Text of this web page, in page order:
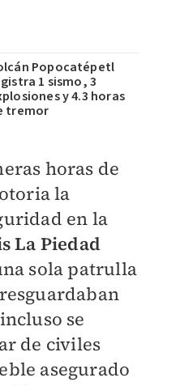
Popocatépetl
1 sismo, 3
y 4.3 horas
tremor
horas de
la
en la
La Piedad
sola patrulla
se
de civiles
asegurado